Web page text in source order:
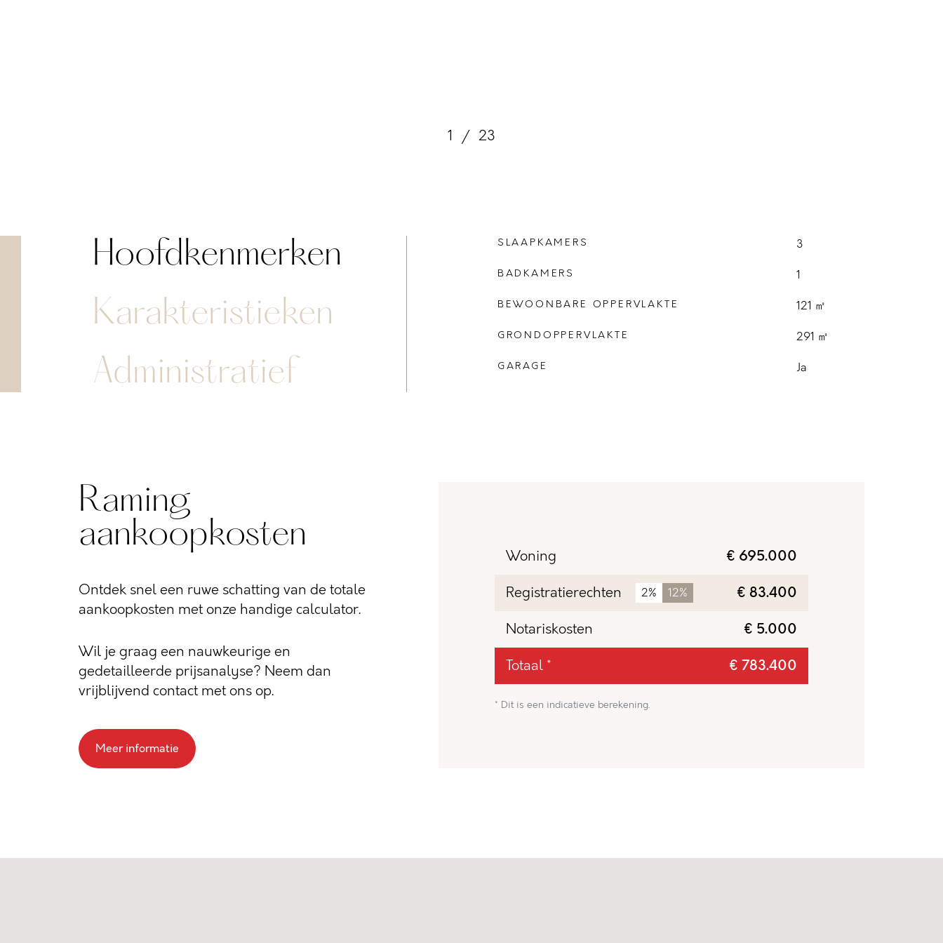
1 / 23
Hoofdkenmerken
Karakteristieken
Administratief
SLAAPKAMERS 3
BADKAMERS 1
BEWOONBARE OPPERVLAKTE 121 ㎡
GRONDOPPERVLAKTE 291 ㎡
GARAGE Ja
Raming
aankoopkosten
Ontdek snel een ruwe schatting van de totale
aankoopkosten met onze handige calculator.
Wil je graag een nauwkeurige en
gedetailleerde prijsanalyse? Neem dan
vrijblijvend contact met ons op.
Meer informatie
Woning
€ 695.000
Registratierechten
2% 12%
€ 83.400
Notariskosten
€ 5.000
Totaal *
€ 783.400
* Dit is een indicatieve berekening.